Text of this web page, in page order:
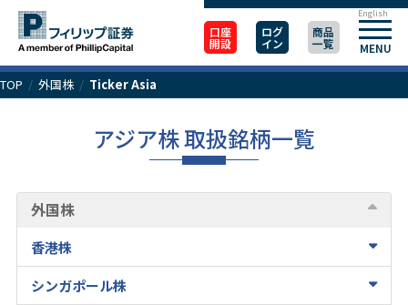
口座
開設
ログ
イン
商品
一覧 MENU
English
TOP / 外国株/ Ticker Asia
アジア株 取扱銘柄一覧
外国株
香港株
シンガポール株